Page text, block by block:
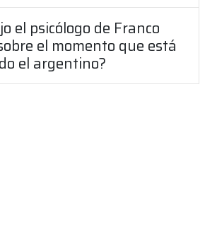
el psicólogo de Franco
el momento que está
el argentino?